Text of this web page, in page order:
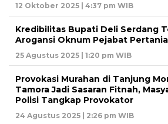
12 Oktober 2025 | 4:37 pm WIB
Kredibilitas Bupati Deli Serdang
Arogansi Oknum Pejabat
25 Agustus 2025 | 1:20 pm WIB
Provokasi Murahan di Tanjung
Tamora Jadi Sasaran Fitnah,
Polisi Tangkap Provokator
24 Agustus 2025 | 2:26 pm WIB